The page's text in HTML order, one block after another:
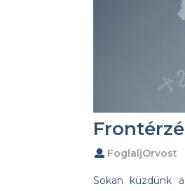
FoglaljOrvost
Sokan küzdünk